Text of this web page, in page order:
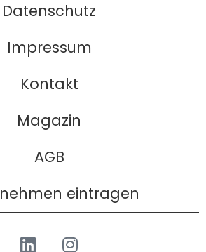
Datenschutz
Impressum
Kontakt
Magazin
AGB
eintragen